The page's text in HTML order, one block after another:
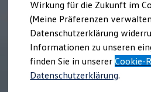
Kommunen &
Journalisten
Sportvereine
Branchenlösungen
Bau & Handwerk
Gewerbliche
Service & mobile
Kurier, Logistik &
Wirkung für die Zukunft im
(Meine Präferenzen
Datenschutzerklärung
Informationen zu unseren
finden Sie in unsererCookie-
Datenschutzerklärung.